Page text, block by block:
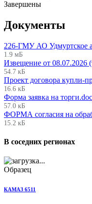
Завершены
Документы
226-ГМУ АО Удмуртское
1.9 мБ
Извещение от 08.07.2026
54.7 кБ
Проект договора купли-
16.6 кБ
Форма заявка на торги.doc
57.0 кБ
ФОРМА согласия на
15.2 кБ
В соседних регионах
Образец
КАМАЗ 6511